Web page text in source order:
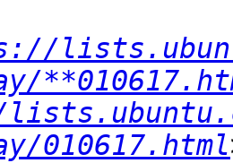
010617.html